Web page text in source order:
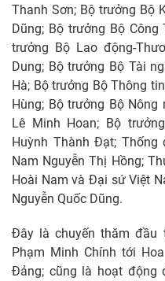
Thanh Sơn; Bộ trưởng Bộ
Dũng; Bộ trưởng Bộ Công
trưởng Bộ Lao động-
Dung; Bộ trưởng Bộ Tài
Hà; Bộ trưởng Bộ Thông
Hùng; Bộ trưởng Bộ
Lê Minh Hoan; Bộ
Huỳnh Thành Đạt;
Nam Nguyễn Thị Hồng;
Hoài Nam và Đại sứ Việt
Nguyễn Quốc Dũng.
Đây là chuyến thăm đầu
Phạm Minh Chính tới
Đảng; cũng là hoạt động